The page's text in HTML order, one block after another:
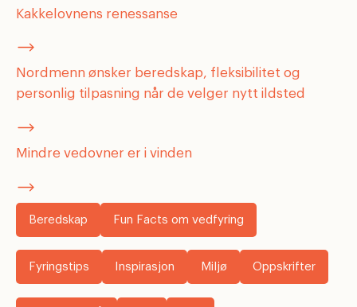
Kakkelovnens renessanse
Nordmenn ønsker beredskap, fleksibilitet og
personlig tilpasning når de velger nytt ildsted
Mindre vedovner er i vinden
Beredskap Fun Facts om vedfyring
Fyringstips Inspirasjon Miljø Oppskrifter